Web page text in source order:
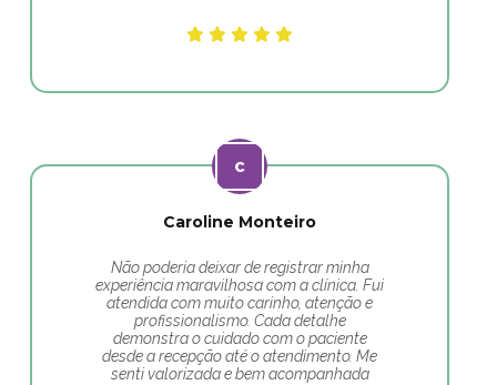
Caroline Monteiro
Não poderia deixar de registrar minha
experiência maravilhosa com a clínica. Fui
atendida com muito carinho, atenção e
profissionalismo. Cada detalhe
demonstra o cuidado com o paciente
desde a recepção até o atendimento. Me
senti valorizada e bem acompanhada